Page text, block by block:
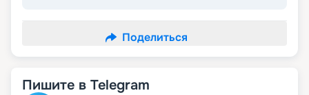
Поделиться
Пишите в Telegram